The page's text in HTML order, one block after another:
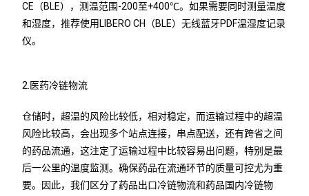
CE（BLE），测温范围-200至+400℃。如果需要同时测量温度
和湿度，推荐使用LIBERO CH（BLE）无线蓝牙PDF温湿度记录
仪。
2.医药冷链物流
仓储时，超温的风险比较低，相对稳定，而运输过程中的超温
风险比较高，会出现多个站点连接，串点配送，还有跨省之间
的药品流通，这注定了运输过程中比较容易出问题，特别是最
后一公里的温度监测。确保药品在流通环节的质量可控尤为重
要。因此，我们区分了药品出口冷链物流和药品国内冷链物